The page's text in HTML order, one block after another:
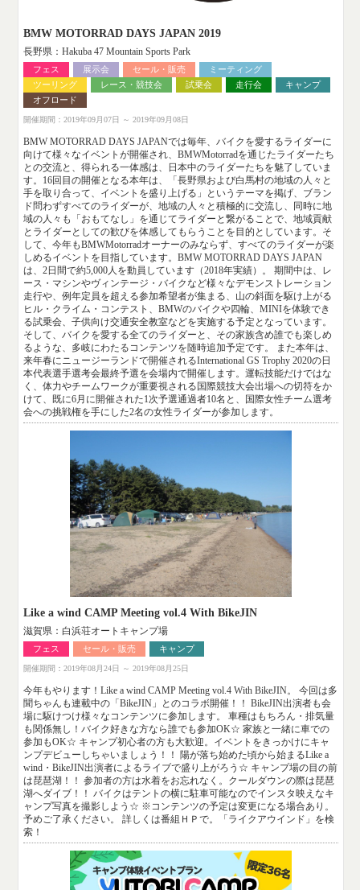
BMW MOTORRAD DAYS JAPAN 2019
長野県：Hakuba 47 Mountain Sports Park
フェス 展示会 セール・販売
ミーティング
ツーリング
レース・競技会 試乗会 走行会
キャンプ
オフロード
開催期間：2019年09月07日 ～ 2019年09月08日
BMW MOTORRAD DAYS JAPANでは毎年、バイクを愛するライダーに
向けて様々なイベントが開催され、BMWMotorradを通じたライダーたち
との交流と、得られる一体感は、日本中のライダーたちを魅了していま
す。16回目の開催となる本年は、「長野県および白馬村の地域の人々と
手を取り合って、イベントを盛り上げる」というテーマを掲げ、ブラン
ド問わずすべてのライダーが、地域の人々と積極的に交流し、同時に地
域の人々も「おもてなし」を通じてライダーと繋がることで、地域貢献
とライダーとしての歓びを体感してもらうことを目的としています。そ
して、今年もBMWMotorradオーナーのみならず、すべてのライダーが楽
しめるイベントを目指しています。BMW MOTORRAD DAYS JAPAN
は、2日間で約5,000人を動員しています（2018年実績）。 期間中は、レ
ース・マシンやヴィンテージ・バイクなど様々なデモンストレーション
走行や、例年定員を超える参加希望者が集まる、山の斜面を駆け上がる
ヒル・クライム・コンテスト、BMWのバイクや四輪、MINIを体験でき
る試乗会、子供向け交通安全教室などを実施する予定となっています。
そして、バイクを愛する全てのライダーと、その家族含め誰でも楽しめ
るような、多岐にわたるコンテンツを随時追加予定です。 また本年は、
来年春にニュージーランドで開催されるInternational GS Trophy 2020の日
本代表選手選考会最終予選を会場内で開催します。運転技能だけではな
く、体力やチームワークが重要視される国際競技大会出場への切符をか
けて、既に6月に開催された1次予選通過者10名と、国際女性チーム選考
会への挑戦権を手にした2名の女性ライダーが参加します。
Like a wind CAMP Meeting vol.4 With BikeJIN
滋賀県：白浜荘オートキャンプ場
フェス セール・販売 キャンプ
開催期間：2019年08月24日 ～ 2019年08月25日
今年もやります！Like a wind CAMP Meeting vol.4 With BikeJIN。 今回は多
聞ちゃんも連載中の「BikeJIN」とのコラボ開催！！ BikeJIN出演者も会
場に駆けつけ様々なコンテンツに参加します。 車種はもちろん・排気量
も関係無し！バイク好きな方なら誰でも参加OK☆ 家族と一緒に車での
参加もOK☆ キャンプ初心者の方も大歓迎。イベントをきっかけにキャ
ンプデビューしちゃいましょう！！ 陽が落ち始めた頃から始まるLike a
wind・BikeJIN出演者によるライブで盛り上がろう☆ キャンプ場の目の前
は琵琶湖！！ 参加者の方は水着をお忘れなく。クールダウンの際は琵琶
湖へダイブ！！ バイクはテントの横に駐車可能なのでインスタ映えなキ
ャンプ写真を撮影しよう☆ ※コンテンツの予定は変更になる場合あり。
予めご了承ください。 詳しくは番組ＨＰで。「ライクアウインド」を検
索！